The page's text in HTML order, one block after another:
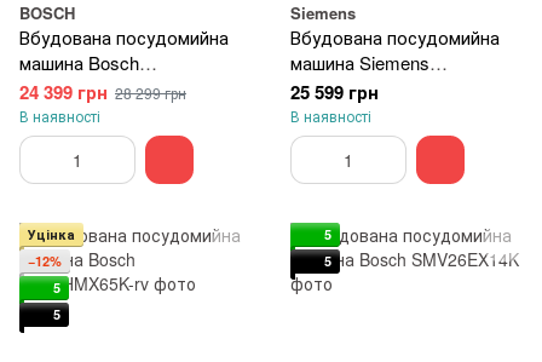
BOSCH
Вбудована посудомийна
машина Bosch
SMV2IVX00K
24 399 грн 28 299 грн
В наявності
Siemens
Вбудована посудомийна
машина Siemens
SR63IX01KK
25 599 грн
В наявності
Уцінка
−12%
5
5
5
5